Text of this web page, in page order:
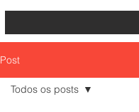
Post
Todos os posts